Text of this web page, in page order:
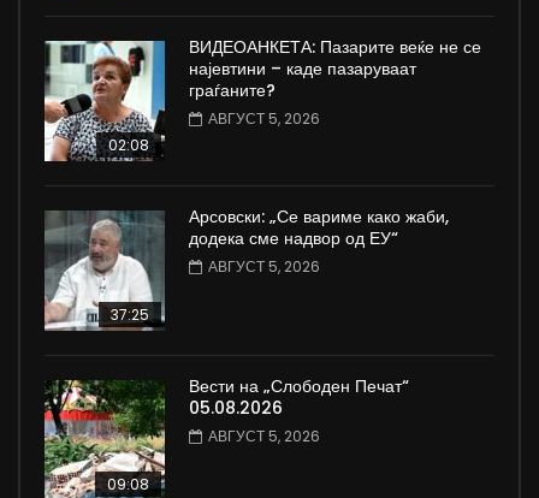
02:08
ВИДЕОАНКЕТА: Пазарите веќе не се
најевтини – каде пазаруваат
граѓаните?
АВГУСТ 5, 2026
37:25
Арсовски: „Се вариме како жаби,
додека сме надвор од ЕУ“
АВГУСТ 5, 2026
09:08
Вести на „Слободен Печат“
05.08.2026
АВГУСТ 5, 2026